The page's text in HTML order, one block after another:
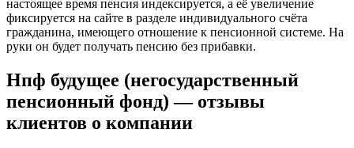
настоящее время пенсия индексируется, а её увеличение
фиксируется на сайте в разделе индивидуального счёта
гражданина, имеющего отношение к пенсионной системе. На
руки он будет получать пенсию без прибавки.
Нпф будущее (негосударственный
пенсионный фонд) — отзывы
клиентов о компании